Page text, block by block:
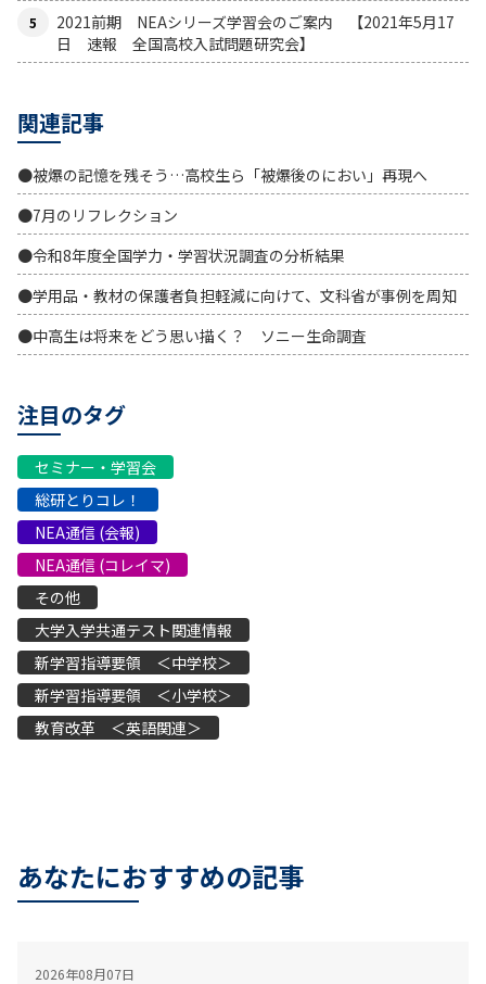
2021前期 NEAシリーズ学習会のご案内 【2021年5月17
日 速報 全国高校入試問題研究会】
関連記事
●被爆の記憶を残そう…高校生ら「被爆後のにおい」再現へ
●7月のリフレクション
●令和8年度全国学力・学習状況調査の分析結果
●学用品・教材の保護者負担軽減に向けて、文科省が事例を周知
●中高生は将来をどう思い描く？ ソニー生命調査
注目のタグ
セミナー・学習会
総研とりコレ！
NEA通信 (会報)
NEA通信 (コレイマ)
その他
大学入学共通テスト関連情報
新学習指導要領 ＜中学校＞
新学習指導要領 ＜小学校＞
教育改革 ＜英語関連＞
あなたにおすすめの記事
2026年08月07日